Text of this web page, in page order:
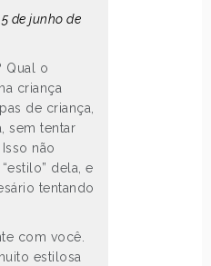
de junho de
Qual o
criança
de criança,
sem tentar
não
dela, e
tentando
com você.
estilosa